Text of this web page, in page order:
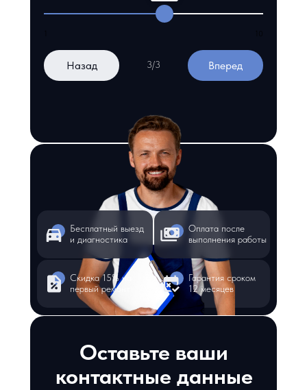
Бесплатный выезд
и диагностика
Скидка 15% на
первый ремонт
Гарантия сроком
12 месяцев
Оплата после
выполнения работы
Вперед
Назад 3/3
Оставьте ваши
контактные данные